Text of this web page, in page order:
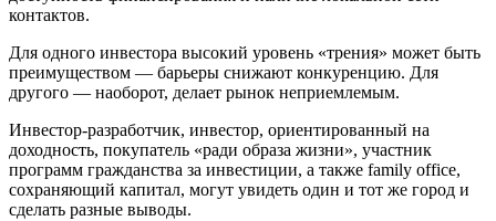
контактов.
Для одного инвестора высокий уровень «трения» может быть
преимуществом — барьеры снижают конкуренцию. Для
другого — наоборот, делает рынок неприемлемым.
Инвестор-разработчик, инвестор, ориентированный на
доходность, покупатель «ради образа жизни», участник
программ гражданства за инвестиции, а также family office,
сохраняющий капитал, могут увидеть один и тот же город и
сделать разные выводы.